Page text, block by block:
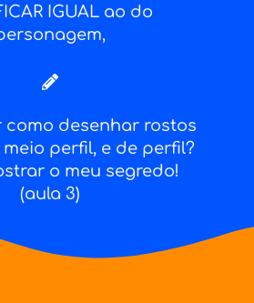
IGUAL ao do
como desenhar rostos
perfil, e de perfil?
o meu segredo!
(aula 3)